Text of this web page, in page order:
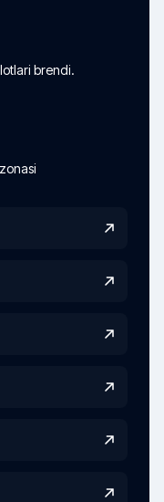
brendi.